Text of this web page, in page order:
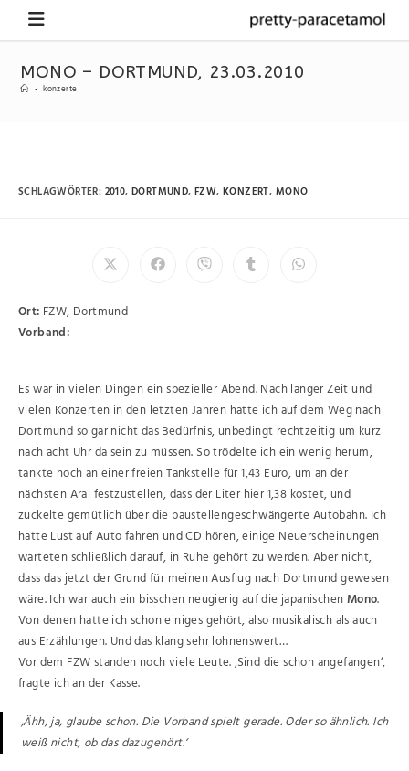
MONO – DORTMUND, 23.03.2010
- konzerte
SCHLAGWÖRTER: 2010, DORTMUND, FZW, KONZERT, MONO
Ort: FZW, Dortmund
Vorband:–
Es war in vielen Dingen ein spezieller Abend. Nach langer Zeit und
vielen Konzerten in den letzten Jahren hatte ich auf dem Weg nach
Dortmund so gar nicht das Bedürfnis, unbedingt rechtzeitig um kurz
nach acht Uhr da sein zu müssen. So trödelte ich ein wenig herum,
tankte noch an einer freien Tankstelle für 1,43 Euro, um an der
nächsten Aral festzustellen, dass der Liter hier 1,38 kostet, und
zuckelte gemütlich über die baustellengeschwängerte Autobahn. Ich
hatte Lust auf Auto fahren und CD hören, einige Neuerscheinungen
warteten schließlich darauf, in Ruhe gehört zu werden. Aber nicht,
dass das jetzt der Grund für meinen Ausflug nach Dortmund gewesen
wäre. Ich war auch ein bisschen neugierig auf die japanischenMono.
Von denen hatte ich schon einiges gehört, also musikalisch als auch
aus Erzählungen. Und das klang sehr lohnenswert…
Vor dem FZW standen noch viele Leute. ‚Sind die schon angefangen‘,
fragte ich an der Kasse.
‚Ähh, ja, glaube schon. Die Vorband spielt gerade. Oder so ähnlich. Ich
weiß nicht, ob das dazugehört.‘